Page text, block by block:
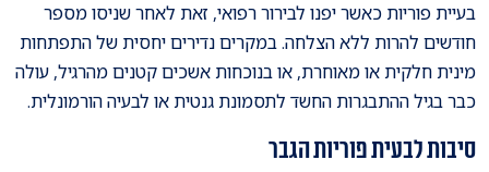
בעיית פוריות כאשר יפנו לבירור רפואי, זאת לאחר שניסו מספר
חודשים להרות ללא הצלחה. במקרים נדירים יחסית של התפתחות
מינית חלקית או מאוחרת, או בנוכחות אשכים קטנים מהרגיל, עולה
כבר בגיל ההתבגרות החשד לתסמונת גנטית או לבעיה הורמונלית.
סיבות לבעית פוריות הגבר